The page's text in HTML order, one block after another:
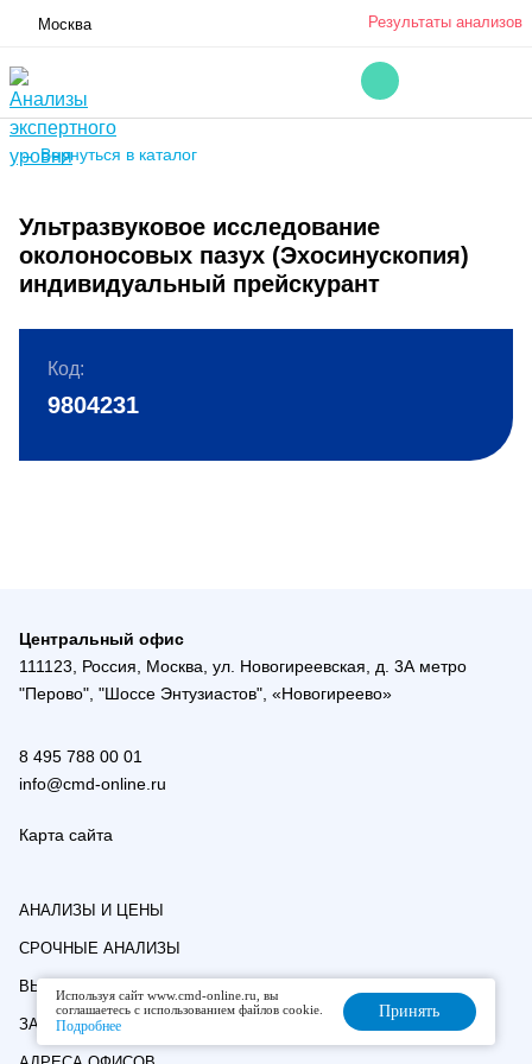
Москва Результаты анализов
← Вернуться в каталог
Ультразвуковое исследование
околоносовых пазух (Эхосинускопия)
индивидуальный прейскурант
Код:
9804231
Центральный офис
111123, Россия, Москва, ул. Новогиреевская, д. 3А метро
"Перово", "Шоссе Энтузиастов", «Новогиреево»
8 495 788 00 01
info@cmd-online.ru
Карта сайта
АНАЛИЗЫ И ЦЕНЫ
СРОЧНЫЕ АНАЛИЗЫ
ВЫЕЗДНАЯ СЛУЖБА
ЗАПИСЬ К ВРАЧУ
Используя сайт www.cmd-online.ru, вы
соглашаетесь с использованием файлов cookie.
Подробнее
Принять